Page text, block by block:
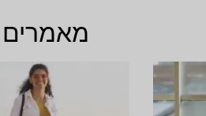
מאמרים